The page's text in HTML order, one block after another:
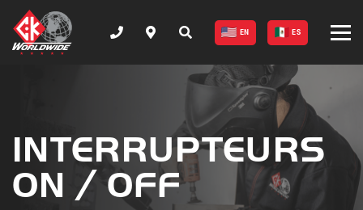
EN ES
INTERRUPTEURS
ON / OFF